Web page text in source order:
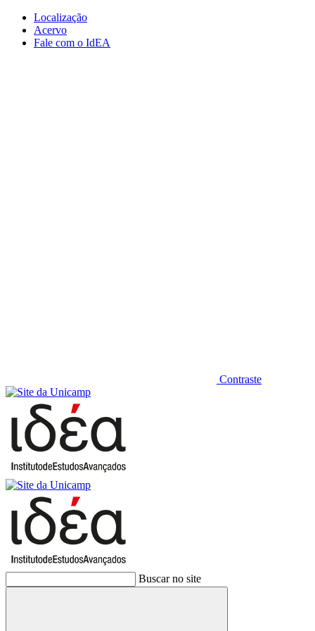
Conteúdo principal
Localização
Acervo
Fale com o IdEA
Contraste
Buscar no site